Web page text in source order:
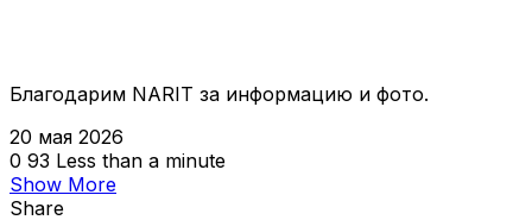
Благодарим NARIT за информацию и фото.
20 мая 2026
0 93 Less than a minute
Show More
Share